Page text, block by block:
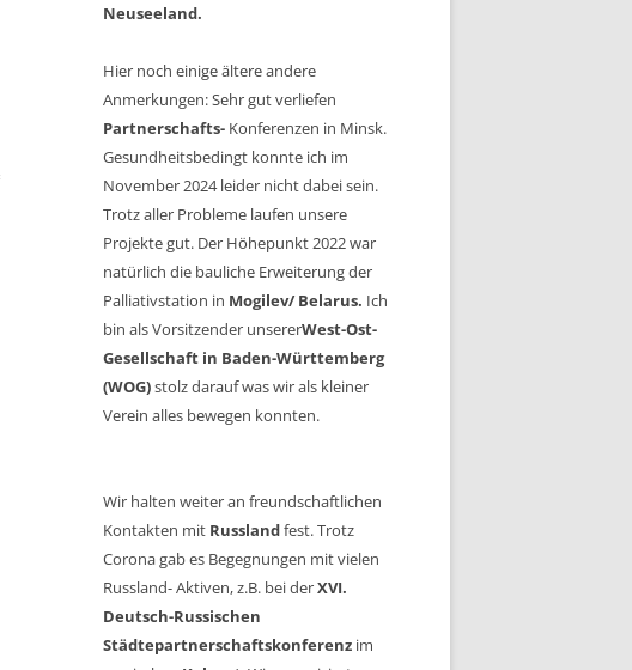
Neuseeland.
Hier noch einige ältere andere
Anmerkungen: Sehr gut verliefen
Partnerschafts- Konferenzen in Minsk.
Gesundheitsbedingt konnte ich im
November 2024 leider nicht dabei sein.
Trotz aller Probleme laufen unsere
Projekte gut. Der Höhepunkt 2022 war
natürlich die bauliche Erweiterung der
Palliativstation in Mogilev/ Belarus. Ich
bin als Vorsitzender unsererWest-Ost-
Gesellschaft in Baden-Württemberg
(WOG)stolz darauf was wir als kleiner
Verein alles bewegen konnten.
Wir halten weiter an freundschaftlichen
Kontakten mit Russlandfest. Trotz
Corona gab es Begegnungen mit vielen
Russland- Aktiven, z.B. bei derXVI.
Deutsch-Russischen
Städtepartnerschaftskonferenz im